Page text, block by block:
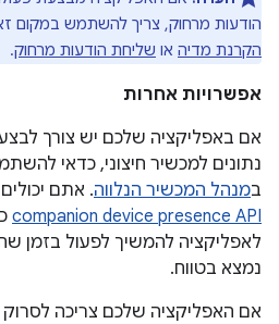
הודעות מרחוק, צריך להשתמש במקום
הקרנת מדיה או שליחת הודעות מרחוק.
אפשרויות אחרות
אם באפליקציה שלכם יש צורך
נתונים למכשיר חיצוני, כדאי
במנהל המכשיר הנלווה. אתם
companion device presence API
לאפליקציה להמשיך לפעול בזמן
נמצא בטווח.